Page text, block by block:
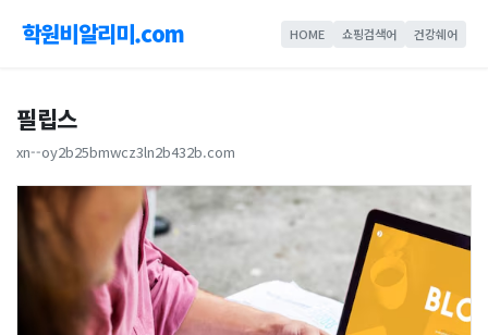
학원비알리미.com HOME 쇼핑검색어 건강쉐어
필립스
xn--oy2b25bmwcz3ln2b432b.com